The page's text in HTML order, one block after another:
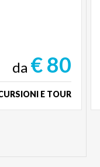
da € 80
E TOUR